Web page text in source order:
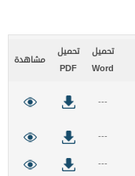
تحميل
Word
تحميل
PDF
مشاهدة
---
---
---